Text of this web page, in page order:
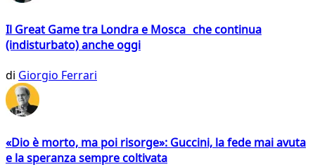
Il Great Game tra Londra e Mosca che continua
(indisturbato) anche oggi
di Giorgio Ferrari
«Dio è morto, ma poi risorge»: Guccini, la fede mai avuta
e la speranza sempre coltivata